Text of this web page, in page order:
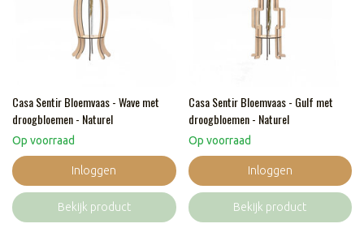
Casa Sentir Bloemvaas - Wave met
droogbloemen - Naturel
Op voorraad
Inloggen
Bekijk product
Casa Sentir Bloemvaas - Gulf met
droogbloemen - Naturel
Op voorraad
Inloggen
Bekijk product